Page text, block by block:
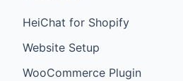
HeiChat for Shopify
Website Setup
WooCommerce Plugin